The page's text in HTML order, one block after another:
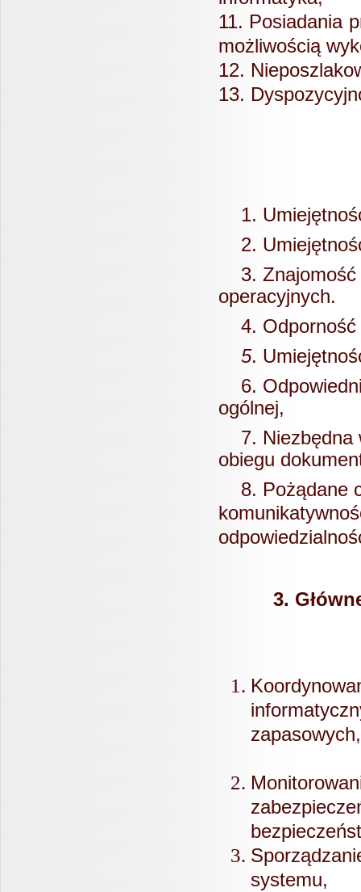
11. Posiadania
możliwością
12.
13.
1.
2.
3. Znajomość
operacyjnych.
4. Odporność
5.
6. Odpowiedni
ogólnej,
7. Niezbędna
obiegu
8. Pożądane
3.
systemu,